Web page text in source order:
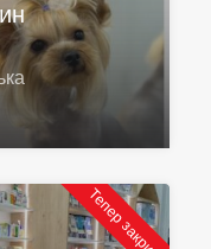
Тепер закрито